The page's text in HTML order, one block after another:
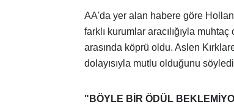
AA'da yer alan habere göre
farklı kurumlar aracılığıyla
arasında köprü oldu. Aslen
dolayısıyla mutlu olduğunu
"BÖYLE BİR ÖDÜL